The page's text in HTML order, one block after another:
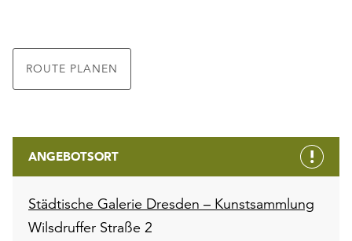
ROUTE PLANEN
ANGEBOTSORT
Städtische Galerie Dresden – Kunstsammlung
Wilsdruffer Straße 2